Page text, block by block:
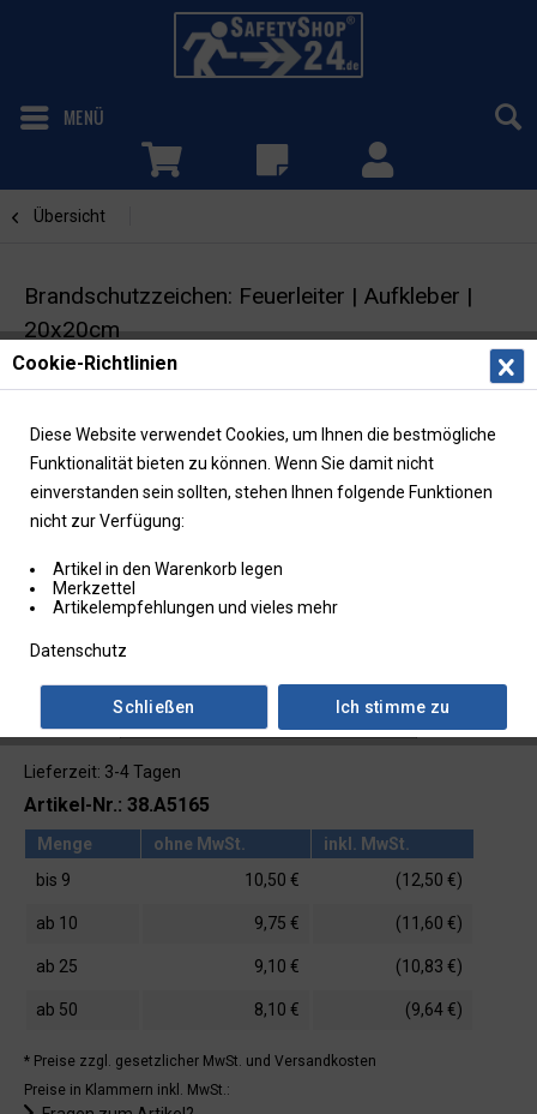
MENÜ
Übersicht
Brandschutzzeichen: Feuerleiter | Aufkleber |
20x20cm
Lieferzeit: 3-4 Tagen
Artikel-Nr.: 38.A5165
Menge ohne MwSt.
inkl. MwSt.
bis 9 10,50 € (12,50 €)
ab 10 9,75 € (11,60 €)
ab 25 9,10 € (10,83 €)
ab 50 8,10 € (9,64 €)
* Preise zzgl. gesetzlicher MwSt. und Versandkosten
Preise in Klammern inkl. MwSt.:
Cookie-Richtlinien
Diese Website verwendet Cookies, um Ihnen die bestmögliche
Funktionalität bieten zu können. Wenn Sie damit nicht
einverstanden sein sollten, stehen Ihnen folgende Funktionen
nicht zur Verfügung:
Artikel in den Warenkorb legen
Merkzettel
Artikelempfehlungen und vieles mehr
Datenschutz
Ich stimme zu
Schließen